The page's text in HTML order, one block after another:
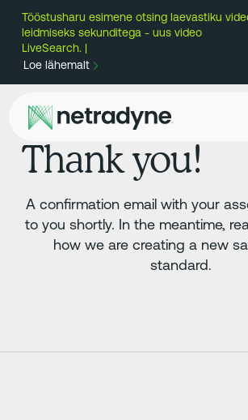
Tööstusharu esimene otsing laevastiku
leidmiseks sekunditega - uus video
LiveSearch. |
Loe lähemalt
Thank you!
A confirmation email with your
to you shortly. In the meantime,
how we are creating a new
standard.